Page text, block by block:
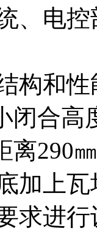
、电
和性
合高
290
加上
求进